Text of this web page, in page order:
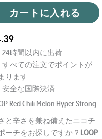
カートに入れる
時間以内に出荷
べての注文でポイントが
ります
全な国際決済
Red Chili Melon Hyper Strong
と辛さを兼ね備えたニコチ
ーチをお探しですか？ LOOP
to enter.
FAQ
.Net